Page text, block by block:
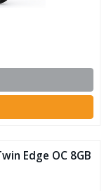
Edge OC 8GB